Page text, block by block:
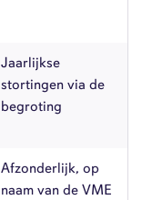
Jaarlijkse
stortingen via de
begroting
Afzonderlijk, op
naam van de VME